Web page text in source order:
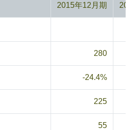
2015年12月期
280
-24.4%
225
55